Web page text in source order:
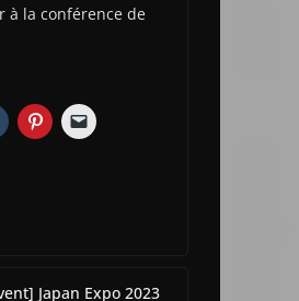
à la conférence de
Japan Expo 2023